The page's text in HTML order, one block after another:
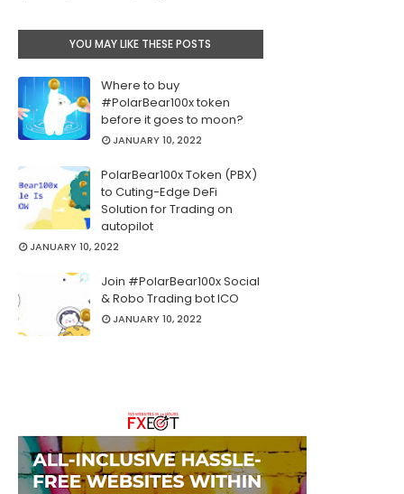
YOU MAY LIKE THESE POSTS
Where to buy
#PolarBear100x token
before it goes to moon?
JANUARY 10, 2022
PolarBear100x Token (PBX)
to Cuting-Edge DeFi
Solution for Trading on
autopilot
JANUARY 10, 2022
Join #PolarBear100x Social
& Robo Trading bot ICO
JANUARY 10, 2022